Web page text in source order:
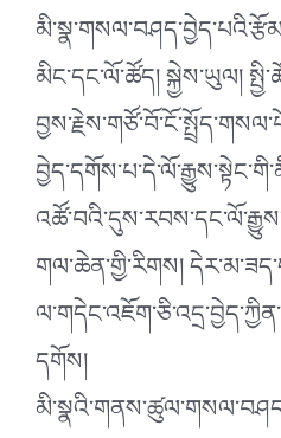
མིང་དང་ལོ་ཚོད། སྐྱེས་ཡུལ།
གལ་ཆེན་གྱི་རིགས།
དགོས།